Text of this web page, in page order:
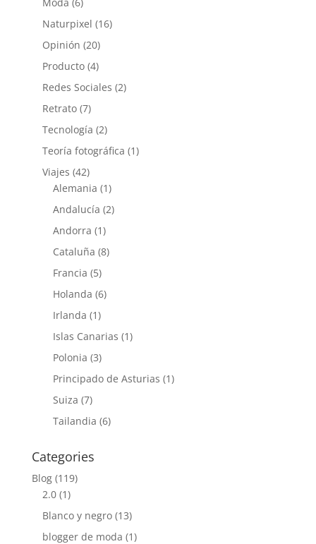
Naturpixel (16)
Opinión (20)
Producto(4)
Redes Sociales (2)
Retrato(7)
Tecnología (2)
Teoría fotográfica (1)
Viajes (42)
Alemania (1)
Andalucía (2)
Andorra (1)
Cataluña (8)
Francia (5)
Holanda (6)
Irlanda (1)
Islas Canarias (1)
Polonia (3)
Principado de Asturias (1)
Suiza (7)
Tailandia (6)
Categories
Blog(119)
2.0(1)
Blanco y negro(13)
blogger de moda (1)